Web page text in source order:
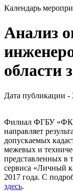
Календарь
Анализ
области
Дата публикации -
Филиал ФГБУ «ФКП
направляет
допускаемых
межевых и
представленных в
сервиса «Личный
2017 года. С
здесь.